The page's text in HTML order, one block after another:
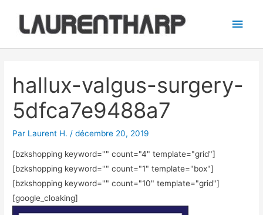
contenu
hallux-valgus-surgery-
5dfca7e9488a7
Par Laurent H. /décembre 20, 2019
[bzkshopping keyword="" count="4" template="grid"]
[bzkshopping keyword="" count="1" template="box"]
[bzkshopping keyword="" count="10" template="grid"]
[google_cloaking]
articles